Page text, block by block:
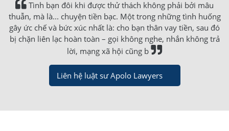
Tình bạn đôi khi được thử thách không phải bởi mâu
thuẫn, mà là... chuyện tiền bạc. Một trong những tình huống
gây ức chế và bức xúc nhất là: cho bạn thân vay tiền, sau đó
bị chặn liên lạc hoàn toàn – gọi không nghe, nhắn không trả
lời, mạng xã hội cũng b
Liên hệ luật sư Apolo Lawyers